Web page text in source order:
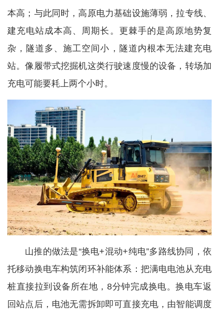
本高；与此同时，高原电力基础设施薄弱，拉专线、
建充电站成本高、周期长。更棘手的是高原地势复
杂，隧道多、施工空间小，隧道内根本无法建充电
站。像履带式挖掘机这类行驶速度慢的设备，转场加
充电可能要耗上两个小时。
山推的做法是“换电+混动+纯电”多路线协同，依
托移动换电车构筑闭环补能体系：把满电电池从充电
桩直接拉到设备所在地，8分钟完成换电。换电车返
回站点后，电池无需拆卸即可直接充电，由智能调度